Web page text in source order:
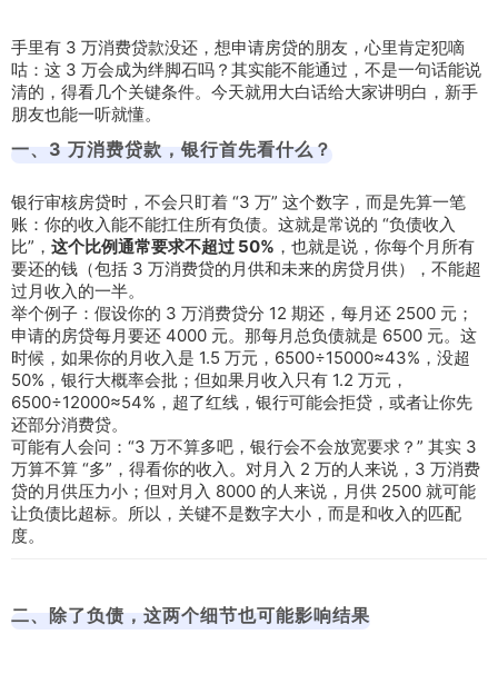
手里有 3 万消费贷款没还，想申请房贷的朋友，心里肯定犯嘀
咕：这 3 万会成为绊脚石吗？其实能不能通过，不是一句话能说
清的，得看几个关键条件。今天就用大白话给大家讲明白，新手
朋友也能一听就懂。
一、3 万消费贷款，银行首先看什么？
银行审核房贷时，不会只盯着 “3 万” 这个数字，而是先算一笔
账：你的收入能不能扛住所有负债。这就是常说的 “负债收入
比”， 这个比例通常要求不超过 50% ，也就是说，你每个月所有
要还的钱（包括 3 万消费贷的月供和未来的房贷月供），不能超
过月收入的一半。
举个例子：假设你的 3 万消费贷分 12 期还，每月还 2500 元；
申请的房贷每月要还 4000 元。那每月总负债就是 6500 元。这
时候，如果你的月收入是 1.5 万元，6500÷15000≈43%，没超
50%，银行大概率会批；但如果月收入只有 1.2 万元，
6500÷12000≈54%，超了红线，银行可能会拒贷，或者让你先
还部分消费贷。
可能有人会问：“3 万不算多吧，银行会不会放宽要求？” 其实 3
万算不算 “多”，得看你的收入。对月入 2 万的人来说，3 万消费
贷的月供压力小；但对月入 8000 的人来说，月供 2500 就可能
让负债比超标。所以，关键不是数字大小，而是和收入的匹配
度。
二、除了负债，这两个细节也可能影响结果